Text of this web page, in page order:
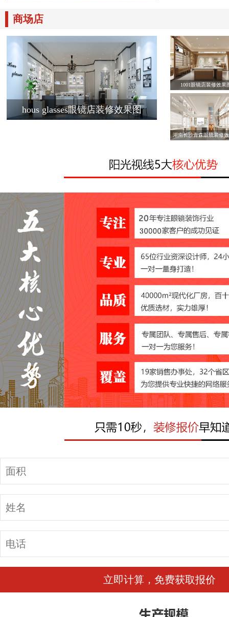
商场店
hous glasses眼镜店装修效果图
1001眼镜店装修效果
湖南长沙青森眼镜装修